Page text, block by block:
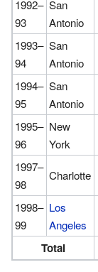
1992–
93
San
Antonio
1993–
94
San
Antonio
1994–
95
San
Antonio
1995–
96
New
York
1997–
98
Charlotte
1998–
99
Los
Angeles
Total